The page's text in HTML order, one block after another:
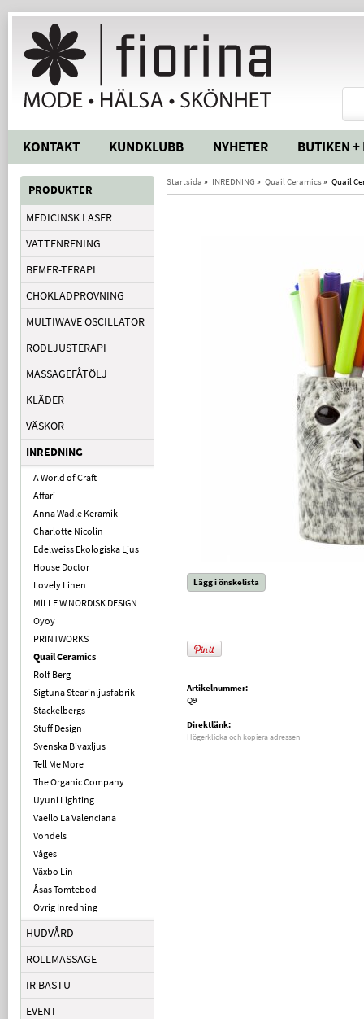
KONTAKT KUNDKLUBB NYHETER BUTIKEN +
PRODUKTER
MEDICINSK LASER
VATTENRENING
BEMER-TERAPI
CHOKLADPROVNING
MULTIWAVE OSCILLATOR
RÖDLJUSTERAPI
MASSAGEFÅTÖLJ
KLÄDER
VÄSKOR
INREDNING
A World of Craft
Affari
Anna Wadle Keramik
Charlotte Nicolin
Edelweiss Ekologiska Ljus
House Doctor
Lovely Linen
MiLLE W NORDISK DESIGN
Oyoy
PRINTWORKS
Quail Ceramics
Rolf Berg
Sigtuna Stearinljusfabrik
Stackelbergs
Stuff Design
Svenska Bivaxljus
Tell Me More
The Organic Company
Uyuni Lighting
Vaello La Valenciana
Vondels
Våges
Växbo Lin
Åsas Tomtebod
Övrig Inredning
HUDVÅRD
ROLLMASSAGE
IR BASTU
EVENT
Startsida » INREDNING » Quail Ceramics» Quail
Lägg i önskelista
Artikelnummer:
Q9
Direktlänk:
Högerklicka och kopiera adressen